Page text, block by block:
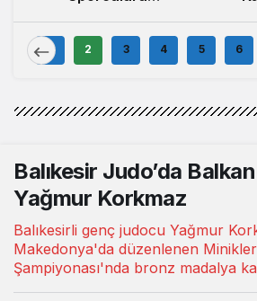
Festivali Başladı
1 2 3 4 5 6
Balıkesir Judo’da
Yağmur Korkmaz
Balıkesirli genç judocu Yağmur
Makedonya'da düzenlenen
Şampiyonası'nda bronz madalya